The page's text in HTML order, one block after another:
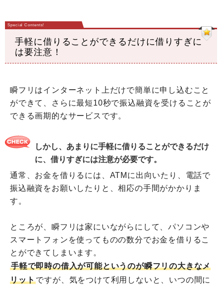
手軽に借りることができるだけに借りすぎに
は要注意！
瞬フリはインターネット上だけで簡単に申し込むこと
ができて、さらに最短10秒で振込融資を受けることが
できる画期的なサービスです。
しかし、あまりに手軽に借りることができるだけ
に、借りすぎには注意が必要です。
通常、お金を借りるには、ATMに出向いたり、電話で
振込融資をお願いしたりと、相応の手間がかかりま
す。
ところが、瞬フリは家にいながらにして、パソコンや
スマートフォンを使ってものの数分でお金を借りるこ
とができてしまいます。
手軽で即時の借入が可能というのが瞬フリの大きなメ
リットですが、気をつけて利用しないと、いつの間に